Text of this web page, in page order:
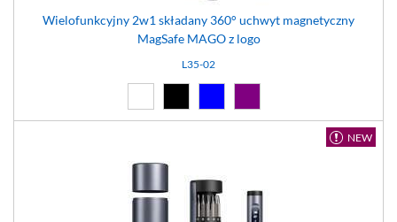
Wielofunkcyjny 2w1 składany 360° uchwyt magnetyczny
MagSafe MAGO z logo
L35-02
NEW